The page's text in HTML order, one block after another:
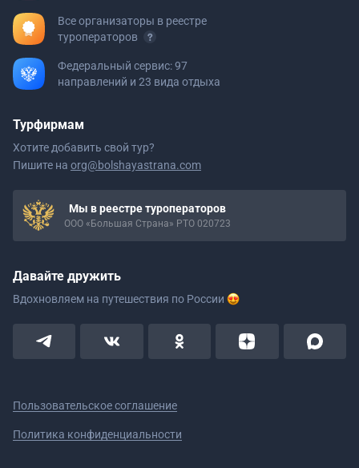
Все организаторы в реестре
туроператоров
Федеральный сервис: 97
направлений и 23 вида отдыха
Турфирмам
Хотите добавить свой тур?
Пишите на org@bolshayastrana.com
Мы в реестре туроператоров
ООО «Большая Страна» РТО 020723
Давайте дружить
Вдохновляем на путешествия по России
Пользовательское соглашение
Политика конфиденциальности